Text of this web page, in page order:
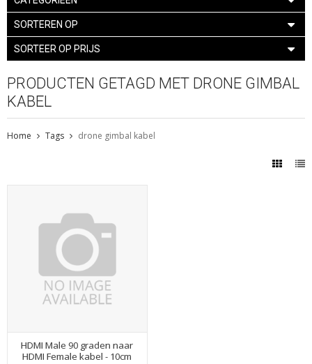
SORTEREN OP
SORTEER OP PRIJS
PRODUCTEN GETAGD MET DRONE GIMBAL
KABEL
Home Tags drone gimbal kabel
HDMI Male 90 graden naar
HDMI Female kabel - 10cm